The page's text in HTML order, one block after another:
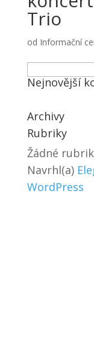
Trio
od Informační
Vyhledávání
Nejnovější
Archivy
Rubriky
Žádné
Navrhl(a)
WordPress